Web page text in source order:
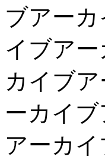
ブアー
イブア
カイブ
ーカイ
アーカ